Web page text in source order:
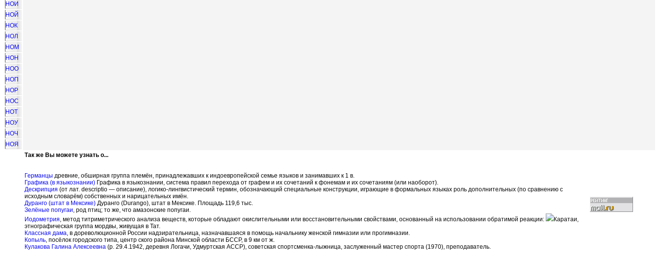
НОИ
НОЙ
НОК
НОЛ
НОМ
НОН
НОО
НОП
НОР
НОС
НОТ
НОУ
НОЧ
НОЯ
Так же Вы можете узнать о...
Германцы древние, обширная группа племён, принадлежавших к индоевропейской семье языков и занимавших к 1 в.
Графика (в языкознании) Графика в языкознании, система правил перехода от графем и их сочетаний к фонемам и их сочетаниям (или наоборот).
Дескрипция (от лат. descriptio — описание), логико-лингвистический термин, обозначающий специальные конструкции, играющие в формальных языках роль дополнительных (по сравнению с
исходным словарём) собственных и нарицательных имён.
Дуранго (штат в Мексике) Дуранго (Durango), штат в Мексике. Площадь 119,6 тыс.
Зелёные попугаи, род птиц; то же, что амазонские попугаи.
Иодометрия, метод титриметрического анализа веществ, которые обладают окислительными или восстановительными свойствами, основанный на использовании обратимой реакции:
Каратаи,
этнографическая группа мордвы, живущая в Тат.
Классная дама, в дореволюционной России надзирательница, назначавшаяся в помощь начальнику женской гимназии или прогимназии.
Копыль, посёлок городского типа, центр ского района Минской области БССР, в 9 км от ж.
Кулакова Галина Алексеевна (р. 29.4.1942, деревня Логачи, Удмуртская АССР), советская спортсменка-лыжница, заслуженный мастер спорта (1970), преподаватель.